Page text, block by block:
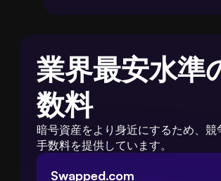
業界最安水準
数料
暗号資産をより身近にするため、競
手数料を提供しています。
Swapped.com